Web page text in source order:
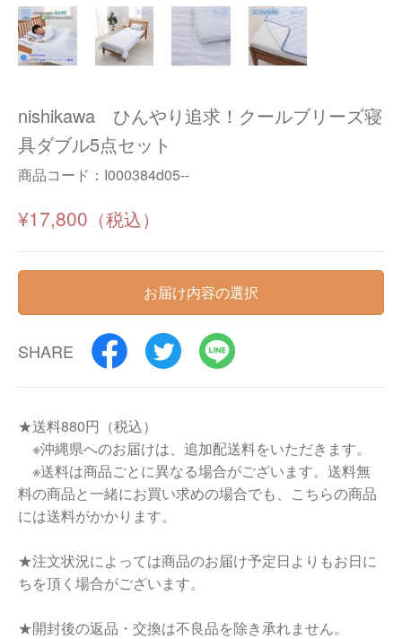
nishikawa ひんやり追求！クールブリーズ寝
具ダブル5点セット
商品コード： I000384d05--
¥17,800
お届け内容の選択
SHARE
★送料880円（税込）
※沖縄県へのお届けは、追加配送料をいただきます。
※送料は商品ごとに異なる場合がございます。送料無
料の商品と一緒にお買い求めの場合でも、こちらの商品
には送料がかかります。
★注文状況によっては商品のお届け予定日よりもお日に
ちを頂く場合がございます。
★開封後の返品・交換は不良品を除き承れません。